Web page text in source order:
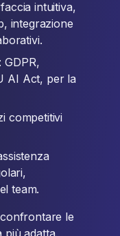
intuitiva,
integrazione
: GDPR,
AI Act, per la
competitivi
team.
le
adatta.